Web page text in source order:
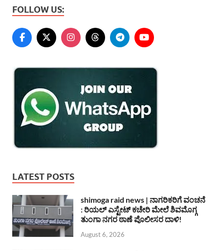
FOLLOW US:
LATEST POSTS
shimoga raid news | ನಾಗರಿಕರಿಗೆ ವಂಚನೆ
: ರಿಯಲ್ ಎಸ್ಟೇಟ್ ಕಚೇರಿ ಮೇಲೆ ಶಿವಮೊಗ್ಗ
ತುಂಗಾ ನಗರ ಠಾಣೆ ಪೊಲೀಸರ ದಾಳಿ!
August 6, 2026